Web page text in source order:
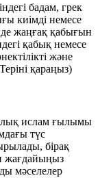
бадам, грек
киімді немесе
жаңғақ қабығын
қабық немесе
және
қараңыз)
ислам ғылымы
түс
бірақ
жағдайыңыз
мәселелер